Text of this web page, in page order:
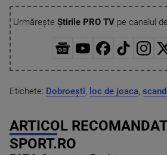
Urmărește Știrile PRO TVpe canalul
Etichete: Dobroeşti, loc de joaca,
ARTICOL
SPORT.RO